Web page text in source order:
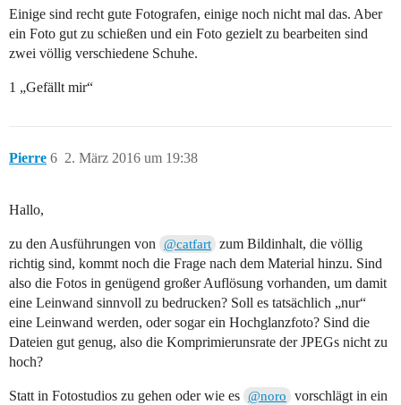
Einige sind recht gute Fotografen, einige noch nicht mal das. Aber
ein Foto gut zu schießen und ein Foto gezielt zu bearbeiten sind
zwei völlig verschiedene Schuhe.
1 „Gefällt mir“
Pierre 2. März 2016 um 19:38
6
Hallo,
zu den Ausführungen von @catfart zum Bildinhalt, die völlig
richtig sind, kommt noch die Frage nach dem Material hinzu. Sind
also die Fotos in genügend großer Auflösung vorhanden, um damit
eine Leinwand sinnvoll zu bedrucken? Soll es tatsächlich „nur“
eine Leinwand werden, oder sogar ein Hochglanzfoto? Sind die
Dateien gut genug, also die Komprimierunsrate der JPEGs nicht zu
hoch?
Statt in Fotostudios zu gehen oder wie es @noro
vorschlägt in ein